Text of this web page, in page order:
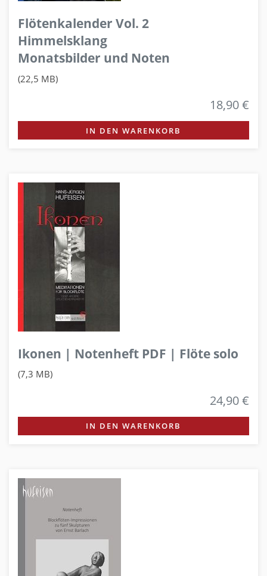
Flötenkalender Vol. 2
Himmelsklang
Monatsbilder und Noten
(22,5 MB)
18,90 €
IN DEN WARENKORB
Ikonen | Notenheft PDF | Flöte solo
(7,3 MB)
24,90 €
IN DEN WARENKORB